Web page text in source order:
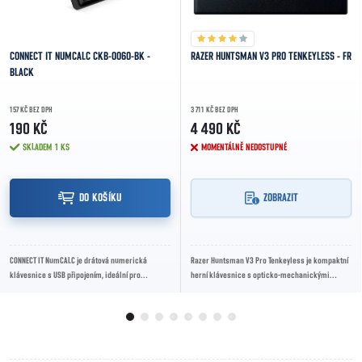
CONNECT IT NUMCALC CKB-0060-BK -
BLACK
157 KČ BEZ DPH
190 KČ
SKLADEM 1 KS
DO KOŠÍKU
CONNECT IT NumCALC je drátová numerická
klávesnice s USB připojením, ideální pro
RAZER HUNTSMAN V3 PRO TENKEYLESS - FR
3 711 KČ BEZ DPH
4 490 KČ
MOMENTÁLNĚ NEDOSTUPNÉ
ZOBRAZIT
Razer Huntsman V3 Pro Tenkeyless je kompaktní
herní klávesnice s opticko-mechanickými